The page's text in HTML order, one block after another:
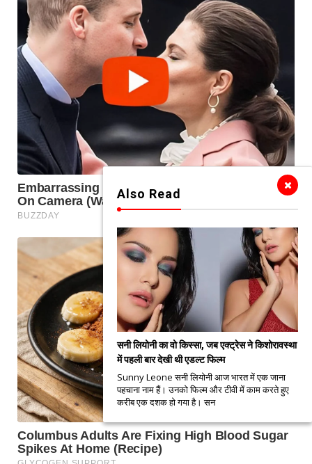
Also Read
सनी लियोनी का वो किस्सा, जब एक्ट्रेस ने किशोरावस्था
में पहली बार देखी थी एडल्ट फिल्म
Sunny Leone सनी लियोनी आज भारत में एक जाना
पहचाना नाम हैं। उनको फिल्म और टीवी में काम करते हुए
करीब एक दशक हो गया है। सन